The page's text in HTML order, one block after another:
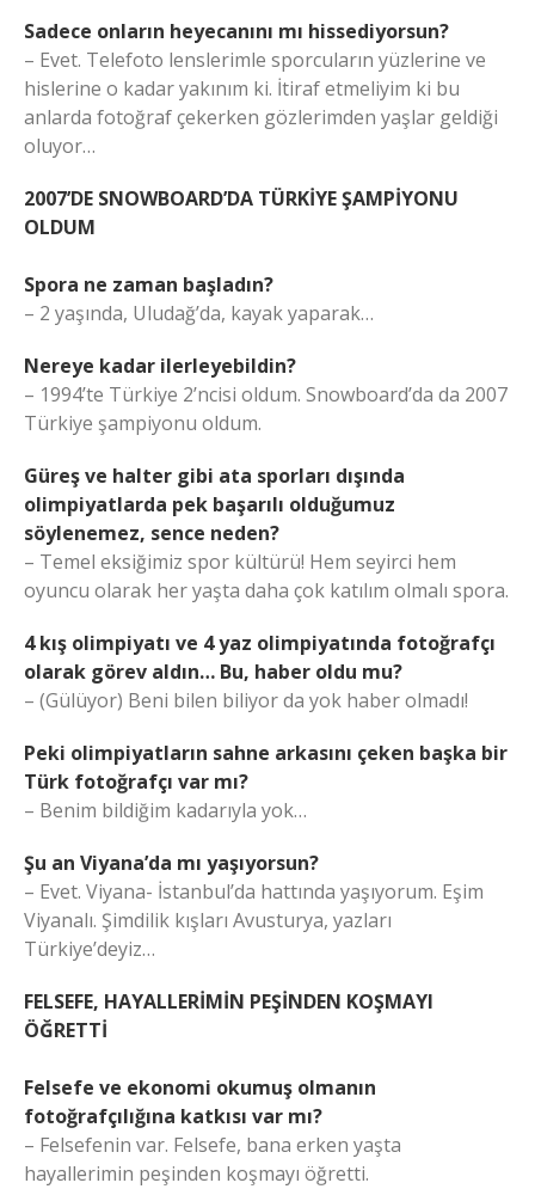
Sadece onların heyecanını mı hissediyorsun?
– Evet. Telefoto lenslerimle sporcuların yüzlerine ve
hislerine o kadar yakınım ki. İtiraf etmeliyim ki bu
anlarda fotoğraf çekerken gözlerimden yaşlar geldiği
oluyor…
2007’DE SNOWBOARD’DA TÜRKİYE ŞAMPİYONU
OLDUM
Spora ne zaman başladın?
– 2 yaşında, Uludağ’da, kayak yaparak…
Nereye kadar ilerleyebildin?
– 1994’te Türkiye 2’ncisi oldum. Snowboard’da da 2007
Türkiye şampiyonu oldum.
Güreş ve halter gibi ata sporları dışında
olimpiyatlarda pek başarılı olduğumuz
söylenemez, sence neden?
– Temel eksiğimiz spor kültürü! Hem seyirci hem
oyuncu olarak her yaşta daha çok katılım olmalı spora.
4 kış olimpiyatı ve 4 yaz olimpiyatında fotoğrafçı
olarak görev aldın… Bu, haber oldu mu?
– (Gülüyor) Beni bilen biliyor da yok haber olmadı!
Peki olimpiyatların sahne arkasını çeken başka bir
Türk fotoğrafçı var mı?
– Benim bildiğim kadarıyla yok…
Şu an Viyana’da mı yaşıyorsun?
– Evet. Viyana- İstanbul’da hattında yaşıyorum. Eşim
Viyanalı. Şimdilik kışları Avusturya, yazları
Türkiye’deyiz…
FELSEFE, HAYALLERİMİN PEŞİNDEN KOŞMAYI
ÖĞRETTİ
Felsefe ve ekonomi okumuş olmanın
fotoğrafçılığına katkısı var mı?
– Felsefenin var. Felsefe, bana erken yaşta
hayallerimin peşinden koşmayı öğretti.